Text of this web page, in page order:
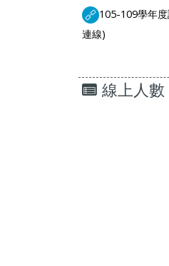
105-109學年
連線)URL
線上人數